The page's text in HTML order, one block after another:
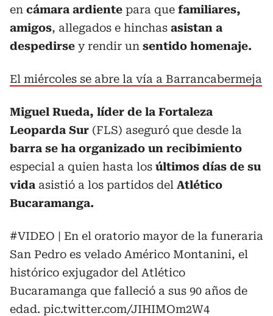
en cámara ardiente para que familiares,
amigos, allegados e hinchas asistan a
despedirse y rendir un sentido homenaje.
El miércoles se abre la vía a Barrancabermeja
Miguel Rueda, líder de la Fortaleza
Leoparda Sur (FLS) aseguró que desde la
barra se ha organizado un recibimiento
especial a quien hasta los últimos días de su
vida asistió a los partidos del Atlético
Bucaramanga.
#VIDEO | En el oratorio mayor de la funeraria
San Pedro es velado Américo Montanini, el
histórico exjugador del Atlético
Bucaramanga que falleció a sus 90 años de
edad. pic.twitter.com/JIHIMOm2W4